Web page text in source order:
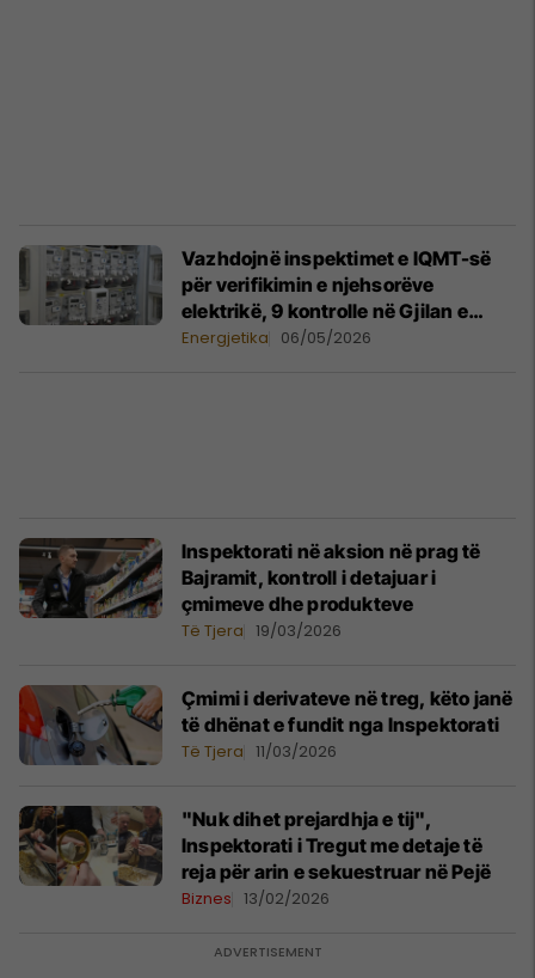
Vazhdojnë inspektimet e IQMT-së
për verifikimin e njehsorëve
elektrikë, 9 kontrolle në Gjilan e
Mitrovicë
Energjetika 06/05/2026
Inspektorati në aksion në prag të
Bajramit, kontroll i detajuar i
çmimeve dhe produkteve
Të Tjera 19/03/2026
Çmimi i derivateve në treg, këto janë
të dhënat e fundit nga Inspektorati
Të Tjera 11/03/2026
"Nuk dihet prejardhja e tij",
Inspektorati i Tregut me detaje të
reja për arin e sekuestruar në Pejë
Biznes 13/02/2026